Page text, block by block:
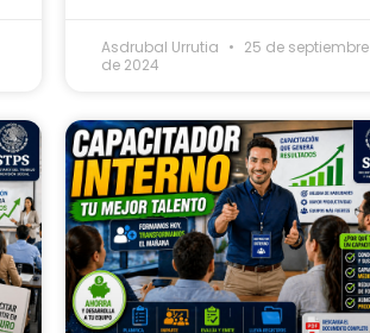
Asdrubal Urrutia
25 de septiembre
de 2024